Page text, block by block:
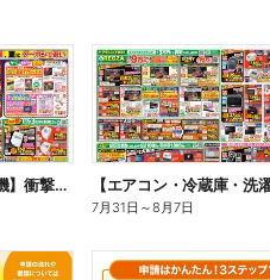
【エアコン・冷蔵庫・洗濯機】衝撃特価祭(おもて)
7月31日 ～8月7日